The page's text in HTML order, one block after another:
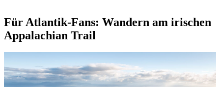
Für Atlantik-Fans: Wandern am irischen
Appalachian Trail